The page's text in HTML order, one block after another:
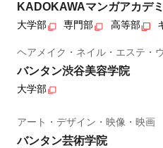
KADOKAWAマンガアカデ
大学部 専門部 高等部
ヘアメイク・ネイル・エステ・
バンタン渋谷美容学院
大学部
アート・デザイン・映像・映画
バンタン芸術学院